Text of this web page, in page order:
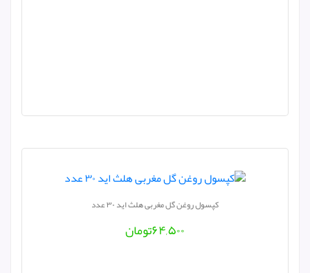
کپسول روغن گل مغربی هلث اید ۳۰ عدد
۶۴,۵۰۰تومان